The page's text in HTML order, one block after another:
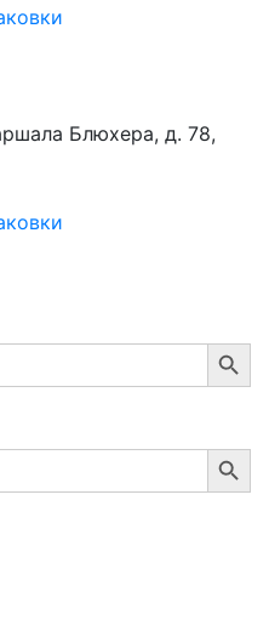
Блюхера, д. 78,
Search Button
Search Button